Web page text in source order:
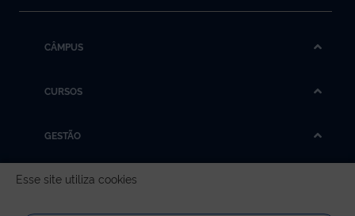
Esse site utiliza cookies
CÂMPUS
CURSOS
GESTÃO